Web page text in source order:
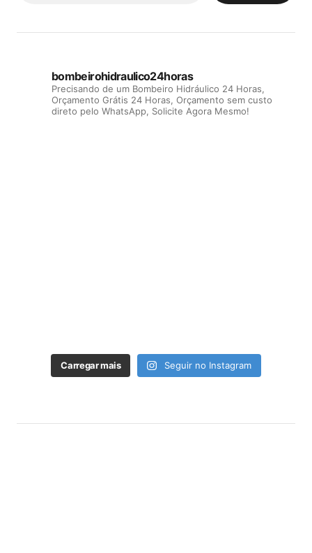
bombeirohidraulico24horas
Precisando de um Bombeiro Hidráulico 24 Horas,
Orçamento Grátis 24 Horas, Orçamento sem custo
direto pelo WhatsApp, Solicite Agora Mesmo!
Carregar mais Seguir no Instagram